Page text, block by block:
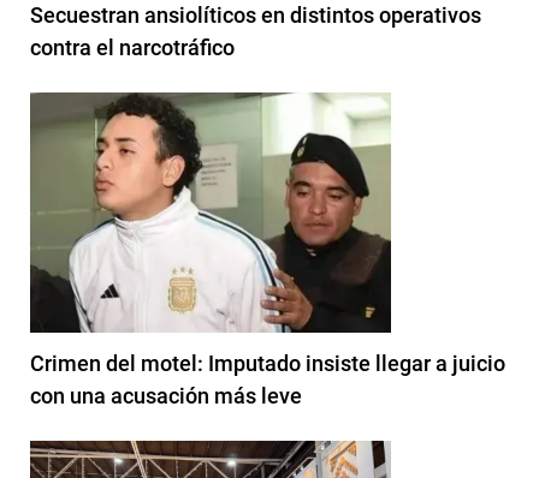
Secuestran ansiolíticos en distintos operativos
contra el narcotráfico
Crimen del motel: Imputado insiste llegar a juicio
con una acusación más leve